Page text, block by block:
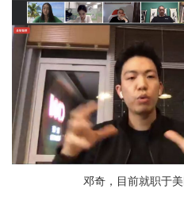
邓奇，目前就职于